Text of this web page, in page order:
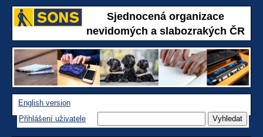
Sjednocená organizace
nevidomých a slabozrakých ČR
English version
Přihlášení uživatele